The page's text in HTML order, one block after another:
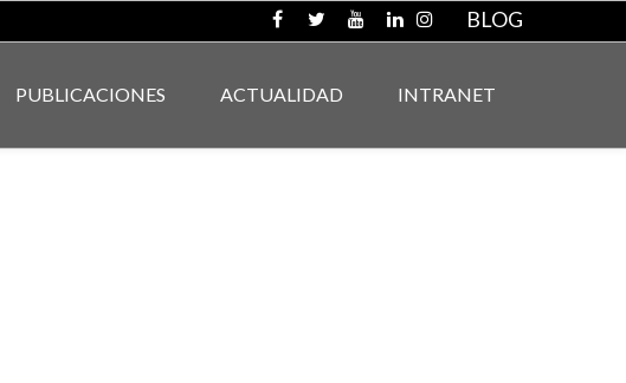
BLOG
PUBLICACIONES ACTUALIDAD INTRANET